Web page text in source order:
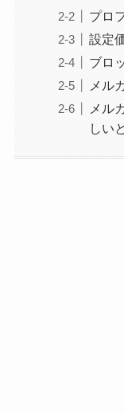
プロ
設定
ブロ
メル
メル
しい